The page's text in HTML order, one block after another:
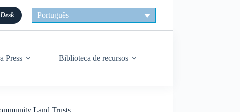
Português
Press Biblioteca de recursos
Land Trusts